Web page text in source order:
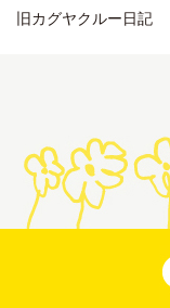
旧カグヤクルー日記